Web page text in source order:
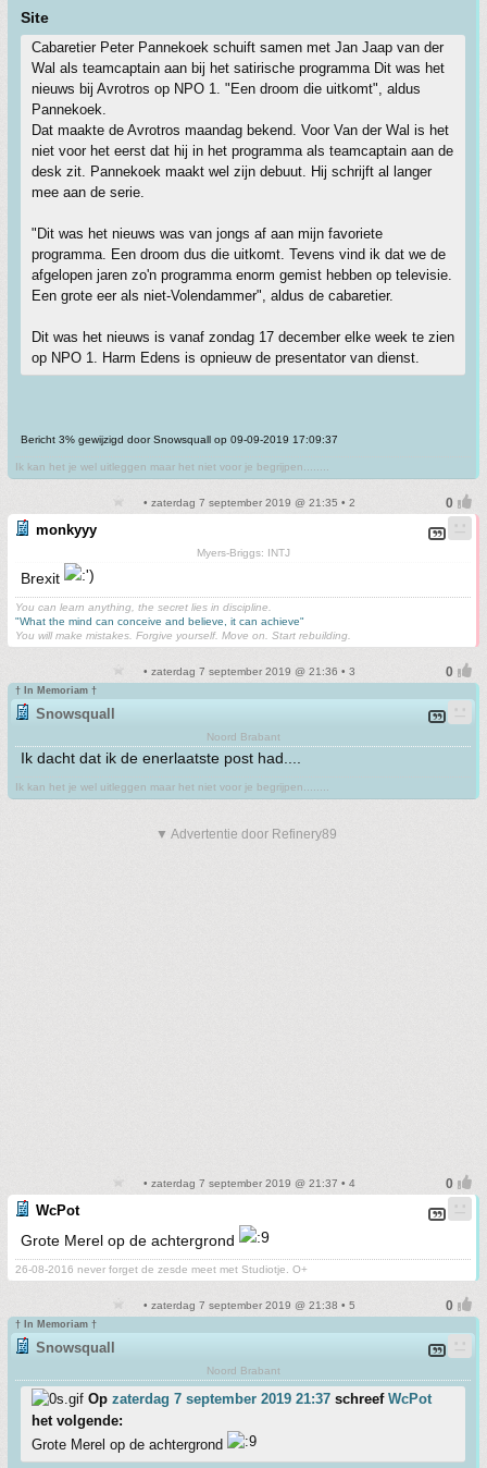
Site
Cabaretier Peter Pannekoek schuift samen met Jan Jaap van der
Wal als teamcaptain aan bij het satirische programma Dit was het
nieuws bij Avrotros op NPO 1. "Een droom die uitkomt", aldus
Pannekoek.
Dat maakte de Avrotros maandag bekend. Voor Van der Wal is het
niet voor het eerst dat hij in het programma als teamcaptain aan de
desk zit. Pannekoek maakt wel zijn debuut. Hij schrijft al langer
mee aan de serie.
"Dit was het nieuws was van jongs af aan mijn favoriete
programma. Een droom dus die uitkomt. Tevens vind ik dat we de
afgelopen jaren zo'n programma enorm gemist hebben op televisie.
Een grote eer als niet-Volendammer", aldus de cabaretier.
Dit was het nieuws is vanaf zondag 17 december elke week te zien
op NPO 1. Harm Edens is opnieuw de presentator van dienst.
Bericht 3% gewijzigd door Snowsquall op 09-09-2019 17:09:37
Ik kan het je wel uitleggen maar het niet voor je begrijpen........
• zaterdag 7 september 2019 @ 21:35 • 2
monkyyy
Myers-Briggs: INTJ
Brexit
You can learn anything, the secret lies in discipline.
"What the mind can conceive and believe, it can achieve"
You will make mistakes. Forgive yourself. Move on. Start rebuilding.
• zaterdag 7 september 2019 @ 21:36 • 3
† In Memoriam †
Snowsquall
Noord Brabant
Ik dacht dat ik de enerlaatste post had....
Ik kan het je wel uitleggen maar het niet voor je begrijpen........
▼ Advertentie door Refinery89
• zaterdag 7 september 2019 @ 21:37 • 4
WcPot
Grote Merel op de achtergrond
26-08-2016 never forget de zesde meet met Studiotje. O+
• zaterdag 7 september 2019 @ 21:38 • 5
† In Memoriam †
Snowsquall
Noord Brabant
Op zaterdag 7 september 2019 21:37 schreef WcPot
het volgende:
Grote Merel op de achtergrond